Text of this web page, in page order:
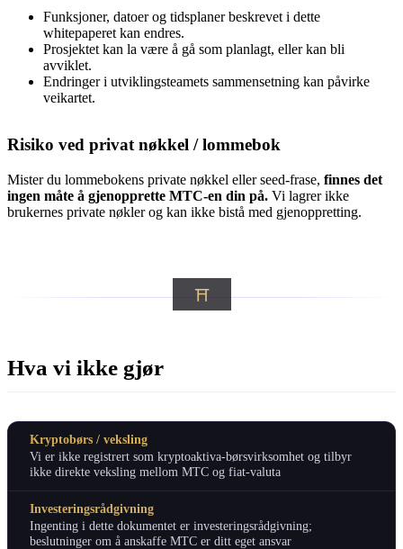
Funksjoner, datoer og tidsplaner beskrevet i dette
whitepaperet kan endres.
Prosjektet kan la være å gå som planlagt, eller kan bli
avviklet.
Endringer i utviklingsteamets sammensetning kan påvirke
veikartet.
Risiko ved privat nøkkel / lommebok
Mister du lommebokens private nøkkel eller seed-frase, finnes det
ingen måte å gjenopprette MTC-en din på. Vi lagrer ikke
brukernes private nøkler og kan ikke bistå med gjenoppretting.
Hva vi ikke gjør
Kryptobørs / veksling
Vi er ikke registrert som kryptoaktiva-børsvirksomhet og tilbyr
ikke direkte veksling mellom MTC og fiat-valuta
Investeringsrådgivning
Ingenting i dette dokumentet er investeringsrådgivning;
beslutninger om å anskaffe MTC er ditt eget ansvar